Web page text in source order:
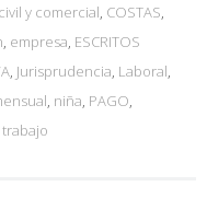
y comercial, COSTAS,
, empresa, ESCRITOS
, Jurisprudencia, Laboral,
, niña, PAGO,
trabajo